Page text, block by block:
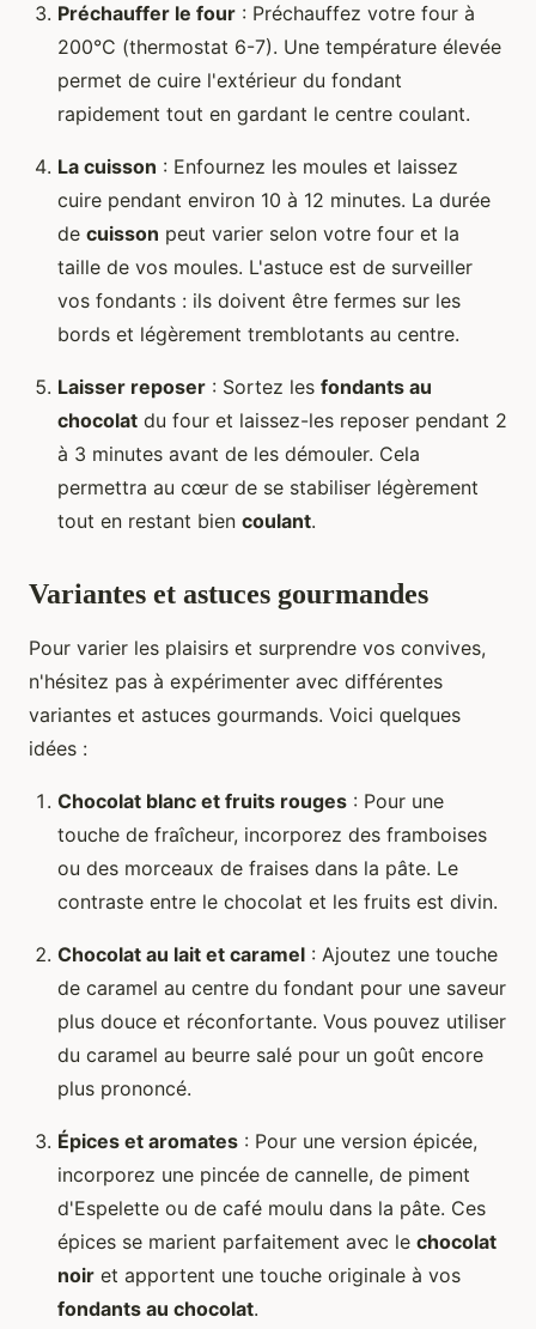
Préchauffer le four : Préchauffez votre four à
200°C (thermostat 6-7). Une température élevée
permet de cuire l'extérieur du fondant
rapidement tout en gardant le centre coulant.
La cuisson : Enfournez les moules et laissez
cuire pendant environ 10 à 12 minutes. La durée
de cuisson peut varier selon votre four et la
taille de vos moules. L'astuce est de surveiller
vos fondants : ils doivent être fermes sur les
bords et légèrement tremblotants au centre.
Laisser reposer : Sortez les fondants au
chocolat du four et laissez-les reposer pendant 2
à 3 minutes avant de les démouler. Cela
permettra au cœur de se stabiliser légèrement
tout en restant bien coulant.
Variantes et astuces gourmandes
Pour varier les plaisirs et surprendre vos convives,
n'hésitez pas à expérimenter avec différentes
variantes et astuces gourmands. Voici quelques
idées :
Chocolat blanc et fruits rouges : Pour une
touche de fraîcheur, incorporez des framboises
ou des morceaux de fraises dans la pâte. Le
contraste entre le chocolat et les fruits est divin.
Chocolat au lait et caramel : Ajoutez une touche
de caramel au centre du fondant pour une saveur
plus douce et réconfortante. Vous pouvez utiliser
du caramel au beurre salé pour un goût encore
plus prononcé.
Épices et aromates : Pour une version épicée,
incorporez une pincée de cannelle, de piment
d'Espelette ou de café moulu dans la pâte. Ces
épices se marient parfaitement avec le chocolat
noir et apportent une touche originale à vos
fondants au chocolat.